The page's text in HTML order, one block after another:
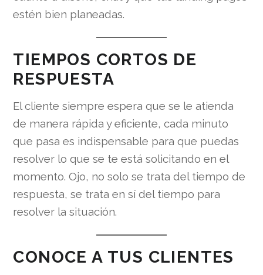
estén bien planeadas.
TIEMPOS CORTOS DE
RESPUESTA
El cliente siempre espera que se le atienda
de manera rápida y eficiente, cada minuto
que pasa es indispensable para que puedas
resolver lo que se te está solicitando en el
momento. Ojo, no solo se trata del tiempo de
respuesta, se trata en sí del tiempo para
resolver la situación.
CONOCE A TUS CLIENTES